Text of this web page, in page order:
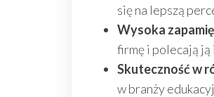
się na lepszą
Wysoka
firmę i polecają ją
Skuteczność w
w branży